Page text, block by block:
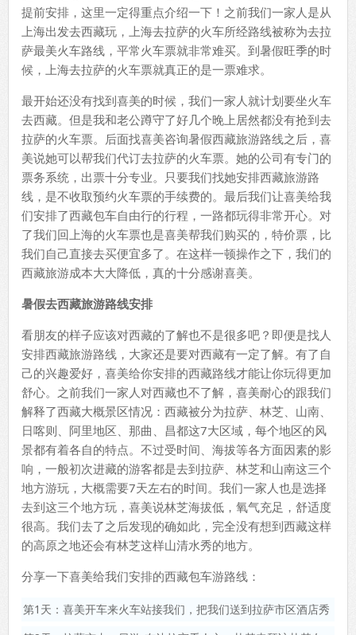
提前安排，这里一定得重点介绍一下！之前我们一家人是从
上海出发去西藏玩，上海去拉萨的火车所经路线被称为去拉
萨最美火车路线，平常火车票就非常难买。到暑假旺季的时
候，上海去拉萨的火车票就真正的是一票难求。
最开始还没有找到喜美的时候，我们一家人就计划要坐火车
去西藏。但是我和老公蹲守了好几个晚上居然都没有抢到去
拉萨的火车票。后面找喜美咨询暑假西藏旅游路线之后，喜
美说她可以帮我们代订去拉萨的火车票。她的公司有专门的
票务系统，出票十分专业。只要我们找她安排西藏旅游路
线，是不收取预约火车票的手续费的。最后我们让喜美给我
们安排了西藏包车自由行的行程，一路都玩得非常开心。对
了我们回上海的火车票也是喜美帮我们购买的，特价票，比
我们自己直接去买便宜多了。在这样一顿操作之下，我们的
西藏旅游成本大大降低，真的十分感谢喜美。
暑假去西藏旅游路线安排
看朋友的样子应该对西藏的了解也不是很多吧？即便是找人
安排西藏旅游路线，大家还是要对西藏有一定了解。有了自
己的兴趣爱好，喜美给你安排的西藏路线才能让你玩得更加
舒心。之前我们一家人对西藏也不了解，喜美耐心的跟我们
解释了西藏大概景区情况：西藏被分为拉萨、林芝、山南、
日喀则、阿里地区、那曲、昌都这7大区域，每个地区的风
景都有着各自的特点。不过受时间、海拔等各方面因素的影
响，一般初次进藏的游客都是去到拉萨、林芝和山南这三个
地方游玩，大概需要7天左右的时间。我们一家人也是选择
去到这三个地方玩，喜美说林芝海拔低，氧气充足，舒适度
很高。我们去了之后发现的确如此，完全没有想到西藏这样
的高原之地还会有林芝这样山清水秀的地方。
分享一下喜美给我们安排的西藏包车游路线：
第1天：喜美开车来火车站接我们，把我们送到拉萨市区酒店秀